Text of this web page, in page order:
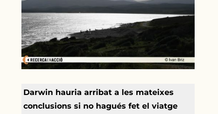
Darwin hauria arribat a les mateixes
conclusions si no hagués fet el viatge